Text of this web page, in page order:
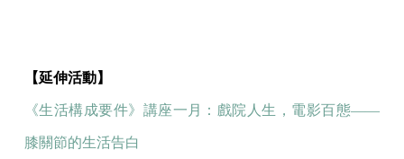
【延伸活動】
《生活構成要件》講座一月：戲院人生，電影百態——
膝關節的生活告白